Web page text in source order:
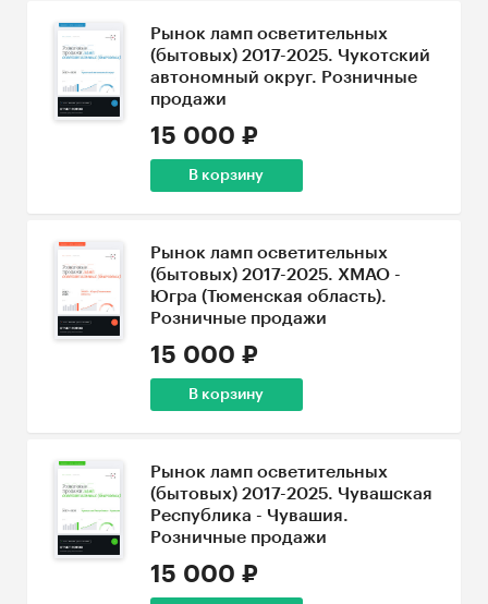
Рынок ламп осветительных
(бытовых) 2017-2025. Чукотский
автономный округ. Розничные
продажи
15 000 ₽
В корзину
Рынок ламп осветительных
(бытовых) 2017-2025. ХМАО -
Югра (Тюменская область).
Розничные продажи
15 000 ₽
В корзину
Рынок ламп осветительных
(бытовых) 2017-2025. Чувашская
Республика - Чувашия.
Розничные продажи
15 000 ₽